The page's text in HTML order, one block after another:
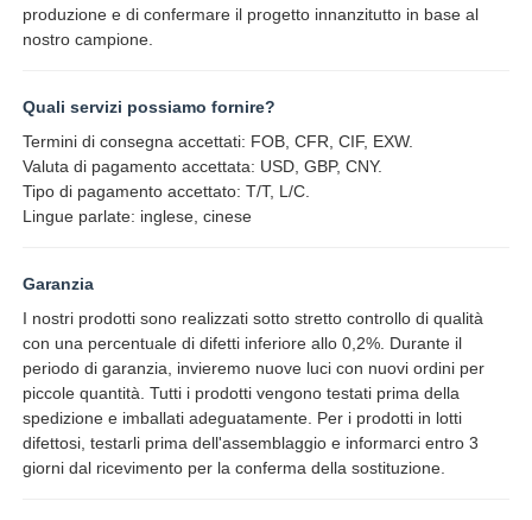
produzione e di confermare il progetto innanzitutto in base al
nostro campione.
Quali servizi possiamo fornire?
Termini di consegna accettati: FOB, CFR, CIF, EXW.
Valuta di pagamento accettata: USD, GBP, CNY.
Tipo di pagamento accettato: T/T, L/C.
Lingue parlate: inglese, cinese
Garanzia
I nostri prodotti sono realizzati sotto stretto controllo di qualità
con una percentuale di difetti inferiore allo 0,2%. Durante il
periodo di garanzia, invieremo nuove luci con nuovi ordini per
piccole quantità. Tutti i prodotti vengono testati prima della
spedizione e imballati adeguatamente. Per i prodotti in lotti
difettosi, testarli prima dell'assemblaggio e informarci entro 3
giorni dal ricevimento per la conferma della sostituzione.